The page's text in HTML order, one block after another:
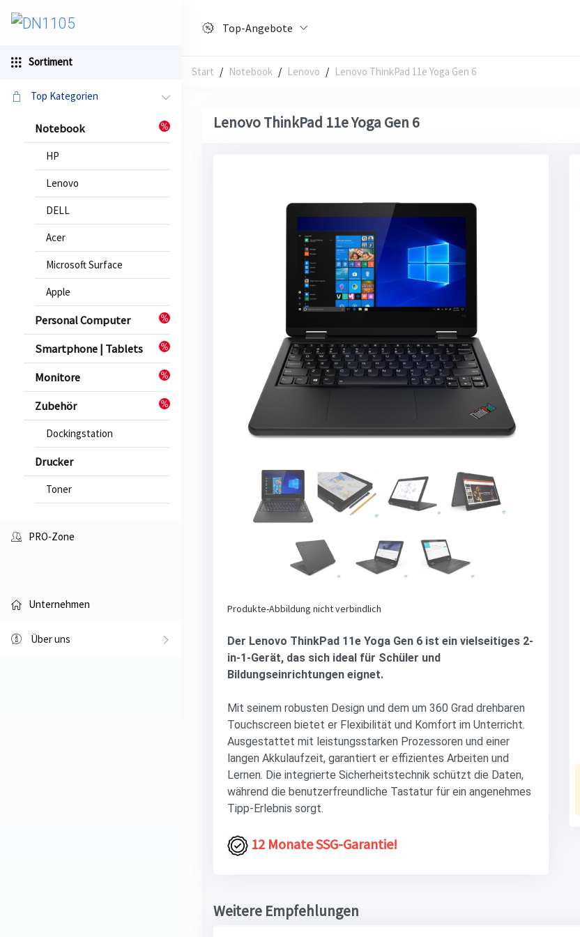
Top-Angebote
Sortiment
Top Kategorien
Notebook
HP
Lenovo
DELL
Acer
Microsoft Surface
Apple
Personal Computer
Smartphone | Tablets
Monitore
Zubehör
Dockingstation
Drucker
Toner
PRO-Zone
Unternehmen
Über uns
Start / Notebook Lenovo Lenovo ThinkPad 11e Yoga Gen 6
Lenovo ThinkPad 11e Yoga Gen 6
Produkte-Abbildung nicht verbindlich
Der Lenovo ThinkPad 11e Yoga Gen 6 ist ein vielseitiges 2-
in-1-Gerät, das sich ideal für Schüler und
Bildungseinrichtungen eignet.
Mit seinem robusten Design und dem um 360 Grad drehbaren
Touchscreen bietet er Flexibilität und Komfort im Unterricht.
Ausgestattet mit leistungsstarken Prozessoren und einer
langen Akkulaufzeit, garantiert er effizientes Arbeiten und
Lernen. Die integrierte Sicherheitstechnik schützt die Daten,
während die benutzerfreundliche Tastatur für ein angenehmes
Tipp-Erlebnis sorgt.
12 Monate SSG-Garantie!
Weitere Empfehlungen